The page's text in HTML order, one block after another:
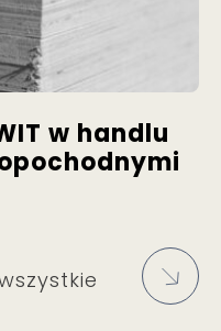
w handlu